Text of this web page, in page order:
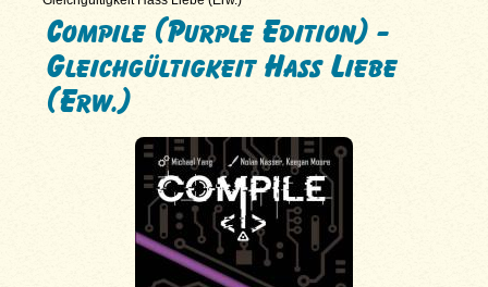
Compile (Purple Edition) -
Gleichgültigkeit Hass Liebe
(Erw.)